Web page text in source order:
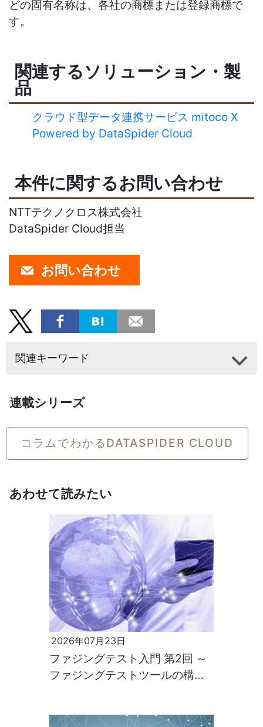
どの固有名称は、各社の商標または登録商標で
す。
関連するソリューション・製
品
クラウド型データ連携サービス mitoco X
Powered by DataSpider Cloud
本件に関するお問い合わせ
NTTテクノクロス株式会社
DataSpider Cloud担当
お問い合わせ
関連キーワード
連載シリーズ
コラムでわかるDATASPIDER CLOUD
あわせて読みたい
2026年07月23日
ファジングテスト入門 第2回 ～
ファジングテストツールの構築